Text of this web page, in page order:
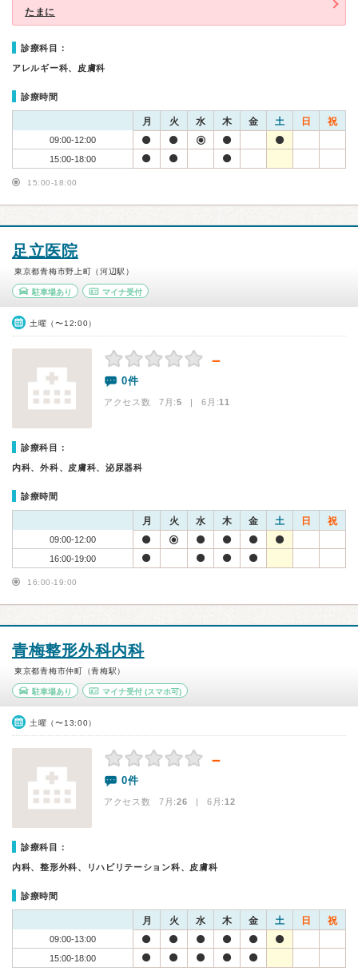
たまに
診療科目：
アレルギー科、皮膚科
診療時間
月 火 水 木 金 土 日 祝
09:00-12:00
15:00-18:00
15:00-18:00
足立医院
東京都青梅市野上町（河辺駅）
駐車場あり マイナ受付
土曜（〜12:00）
－
0件
アクセス数 7月:5 | 6月:11
診療科目：
内科、外科、皮膚科、泌尿器科
診療時間
月 火 水 木 金 土 日 祝
09:00-12:00
16:00-19:00
16:00-19:00
青梅整形外科内科
東京都青梅市仲町（青梅駅）
駐車場あり マイナ受付(スマホ可)
土曜（〜13:00）
－
0件
アクセス数 7月:26 | 6月:12
診療科目：
内科、整形外科、リハビリテーション科、皮膚科
診療時間
月 火 水 木 金 土 日 祝
09:00-13:00
15:00-18:00